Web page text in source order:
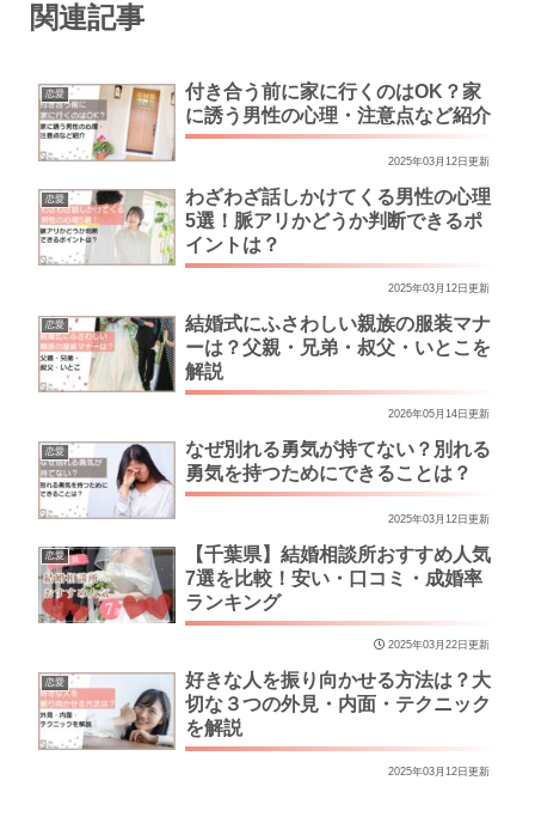
関連記事
恋愛
付き合う前に家に行くのはOK？家
に誘う男性の心理・注意点など紹介
2025年03月12日更新
恋愛
わざわざ話しかけてくる男性の心理
5選！脈アリかどうか判断できるポ
イントは？
2025年03月12日更新
恋愛
結婚式にふさわしい親族の服装マナ
ーは？父親・兄弟・叔父・いとこを
解説
2026年05月14日更新
恋愛
なぜ別れる勇気が持てない？別れる
勇気を持つためにできることは？
2025年03月12日更新
恋愛
【千葉県】結婚相談所おすすめ人気
7選を比較！安い・口コミ・成婚率
ランキング
2025年03月22日更新
恋愛
好きな人を振り向かせる方法は？大
切な３つの外見・内面・テクニック
を解説
2025年03月12日更新